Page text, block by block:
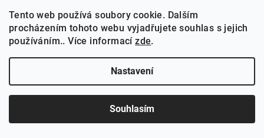
Tento web používá soubory cookie. Dalším
procházením tohoto webu vyjadřujete souhlas s jejich
používáním.. Více informacízde.
Nastavení
Souhlasím
Doprava zdarma